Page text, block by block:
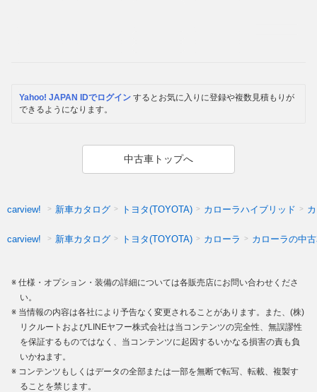
Yahoo! JAPAN IDでログイン するとお気に入りに登録や複数見積もりが
できるようになります。
中古車トップへ
carview! 新車カタログ トヨタ(TOYOTA) カローラハイブリッド
carview! 新車カタログ トヨタ(TOYOTA) カローラ カローラの中
仕様・オプション・装備の詳細については各販売店にお問い合わせくださ
い。
当情報の内容は各社により予告なく変更されることがあります。また、(株)
リクルートおよびLINEヤフー株式会社は当コンテンツの完全性、無誤謬性
を保証するものではなく、当コンテンツに起因するいかなる損害の責も負
いかねます。
コンテンツもしくはデータの全部または一部を無断で転写、転載、複製す
ることを禁じます。